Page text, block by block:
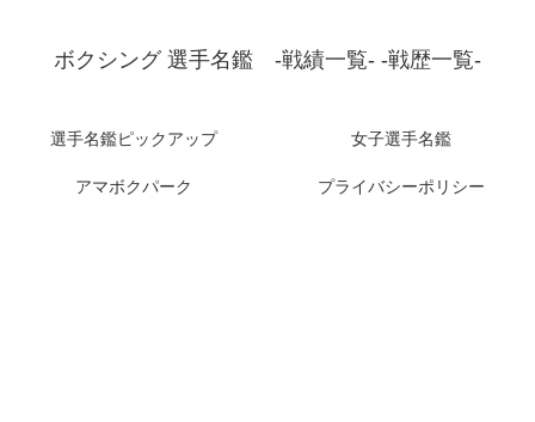
ボクシング 選手名鑑 -戦績一覧- -戦歴一覧-
選手名鑑ピックアップ 女子選手名鑑
アマボクパーク プライバシーポリシー